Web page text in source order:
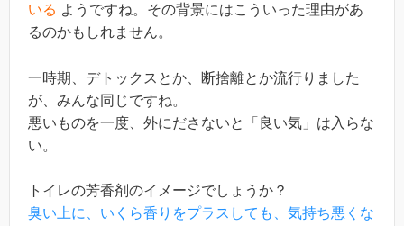
いる ようですね。その背景にはこういった理由があ
るのかもしれません。
一時期、デトックスとか、断捨離とか流行りました
が、みんな同じですね。
悪いものを一度、外にださないと「良い気」は入らな
い。
トイレの芳香剤のイメージでしょうか？
臭い上に、いくら香りをプラスしても、気持ち悪くな